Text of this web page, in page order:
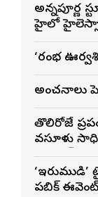
అన్నపూర్ణ
హైలో
‘రంభ
అంచనాలు
తొలిరోజే
వసూళ్లు
పబ్లిక్